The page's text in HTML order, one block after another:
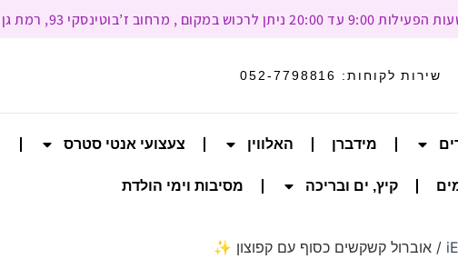
, מרחוב ז’בוטינסקי 93, רמת גן
שירות לקוחות: 052-7798816
מידברן האלווין צעצועי אנטי סטרס
קיץ, ים ובריכה מסיבות וימי הולדת
/ אוברול קשקשים כסוף עם קפוצון ✨